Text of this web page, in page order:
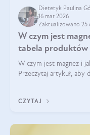
Dietetyk Paulina
16 mar 2026
Zaktualizowano 25
W czym jest
tabela produktów
W czym jest magnez i
Przeczytaj artykuł,
CZYTAJ